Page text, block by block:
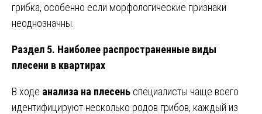
грибка, особенно если морфологические признаки
неоднозначны.
Раздел 5. Наиболее распространенные виды
плесени в квартирах
В ходе анализа на плесень специалисты чаще всего
идентифицируют несколько родов грибов, каждый из